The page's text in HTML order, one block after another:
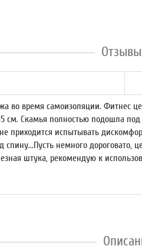
Отзывы
во время самоизоляции. Фитнес
см. Скамья полностью подошла
приходится испытывать
немного дороговато,
штука, рекомендую к